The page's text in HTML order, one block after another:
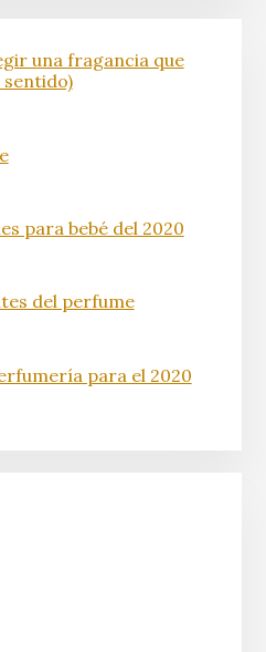
una fragancia que
sentido)
para bebé del 2020
del perfume
para el 2020